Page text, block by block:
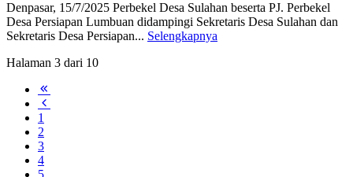
Denpasar, 15/7/2025 Perbekel Desa Sulahan beserta PJ. Perbekel
Desa Persiapan Lumbuan didampingi Sekretaris Desa Sulahan dan
Sekretaris Desa Persiapan... Selengkapnya
Halaman 3 dari 10
1
2
3
4